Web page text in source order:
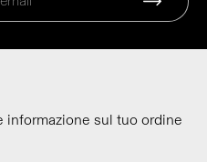
informazione sul tuo ordine